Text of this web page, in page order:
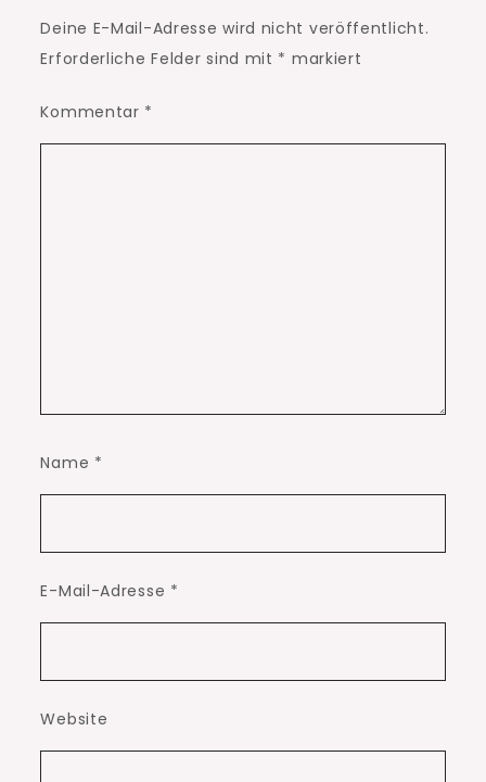
Deine E-Mail-Adresse wird nicht veröffentlicht.
Erforderliche Felder sind mit * markiert
Kommentar *
Name *
E-Mail-Adresse *
Website